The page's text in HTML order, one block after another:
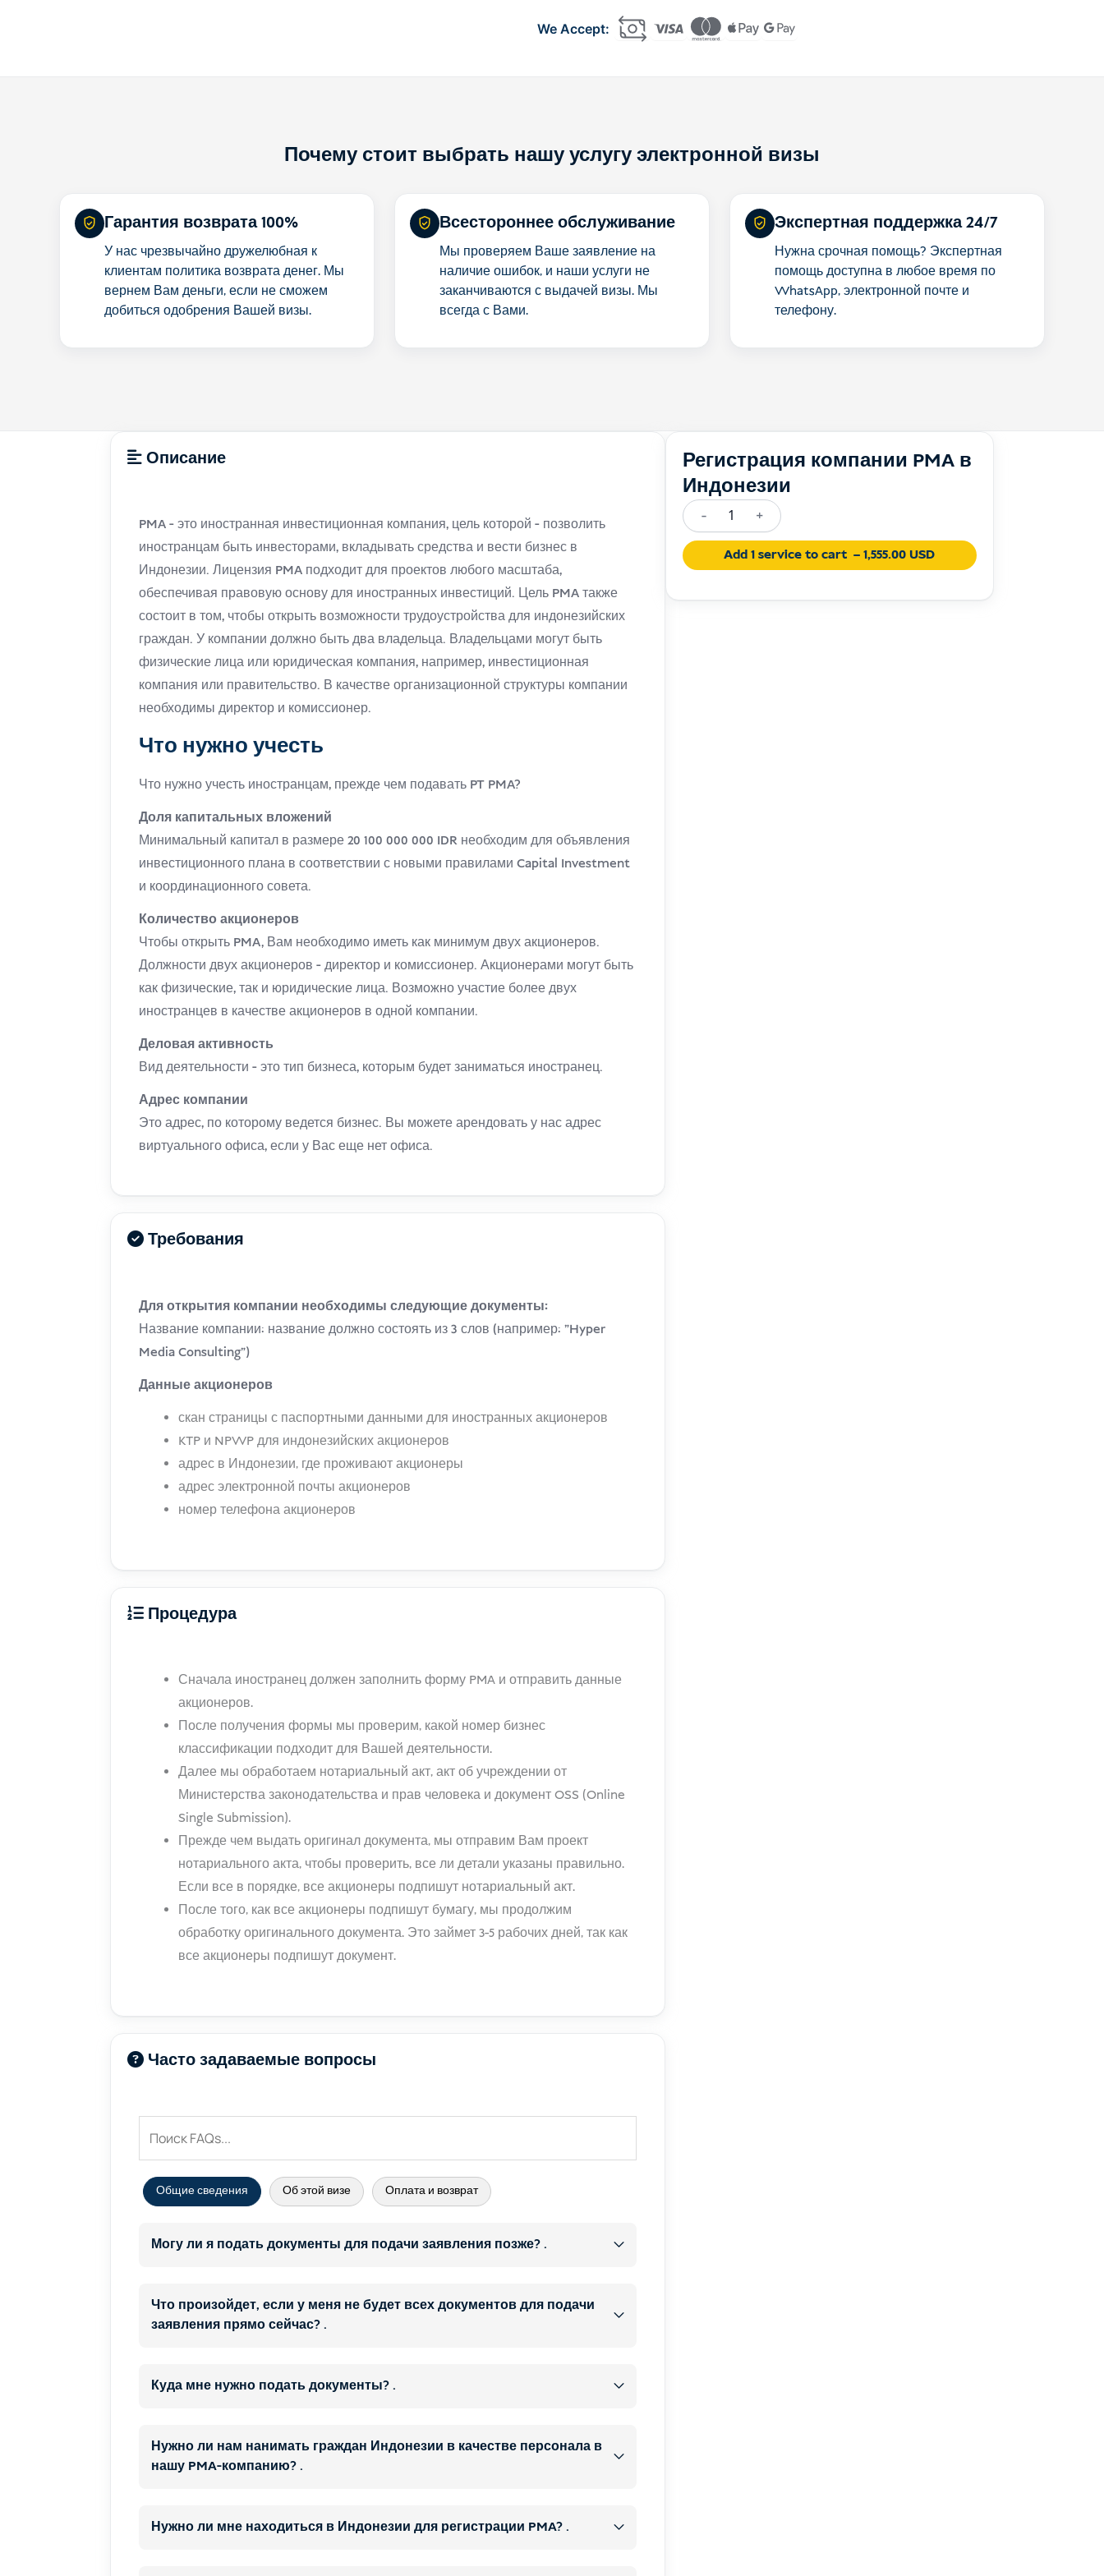
Почему стоит выбрать нашу услугу электронной визы
Гарантия возврата 100%
У нас чрезвычайно дружелюбная к
клиентам политика возврата денег. Мы
вернем Вам деньги, если не сможем
добиться одобрения Вашей визы.
Всестороннее обслуживание
Мы проверяем Ваше заявление на
наличие ошибок, и наши услуги не
заканчиваются с выдачей визы. Мы
всегда с Вами.
Экспертная поддержка 24/7
Нужна срочная помощь? Экспертная
помощь доступна в любое время по
WhatsApp, электронной почте и
телефону.
Описание
PMA - это иностранная инвестиционная компания, цель которой - позволить
иностранцам быть инвесторами, вкладывать средства и вести бизнес в
Индонезии. Лицензия PMA подходит для проектов любого масштаба,
обеспечивая правовую основу для иностранных инвестиций. Цель PMA также
состоит в том, чтобы открыть возможности трудоустройства для индонезийских
граждан. У компании должно быть два владельца. Владельцами могут быть
физические лица или юридическая компания, например, инвестиционная
компания или правительство. В качестве организационной структуры компании
необходимы директор и комиссионер.
Что нужно учесть
Что нужно учесть иностранцам, прежде чем подавать PT PMA?
Доля капитальных вложений
Минимальный капитал в размере 20 100 000 000 IDR необходим для объявления
инвестиционного плана в соответствии с новыми правилами Capital Investment
и координационного совета.
Количество акционеров
Чтобы открыть PMA, Вам необходимо иметь как минимум двух акционеров.
Должности двух акционеров - директор и комиссионер. Акционерами могут быть
как физические, так и юридические лица. Возможно участие более двух
иностранцев в качестве акционеров в одной компании.
Деловая активность
Вид деятельности - это тип бизнеса, которым будет заниматься иностранец.
Адрес компании
Это адрес, по которому ведется бизнес. Вы можете арендовать у нас адрес
виртуального офиса, если у Вас еще нет офиса.
Требования
Для открытия компании необходимы следующие документы:
Название компании: название должно состоять из 3 слов (например: "Hyper
Media Consulting")
Данные акционеров
скан страницы с паспортными данными для иностранных акционеров
KTP и NPWP для индонезийских акционеров
адрес в Индонезии, где проживают акционеры
адрес электронной почты акционеров
номер телефона акционеров
Процедура
Сначала иностранец должен заполнить форму PMA и отправить данные
акционеров.
После получения формы мы проверим, какой номер бизнес
классификации подходит для Вашей деятельности.
Далее мы обработаем нотариальный акт, акт об учреждении от
Министерства законодательства и прав человека и документ OSS (Online
Single Submission).
Прежде чем выдать оригинал документа, мы отправим Вам проект
нотариального акта, чтобы проверить, все ли детали указаны правильно.
Если все в порядке, все акционеры подпишут нотариальный акт.
После того, как все акционеры подпишут бумагу, мы продолжим
обработку оригинального документа. Это займет 3-5 рабочих дней, так как
все акционеры подпишут документ.
Часто задаваемые вопросы
Общие сведения Об этой визе Оплата и возврат
Могу ли я подать документы для подачи заявления позже? .
позже WhatsApp
электронной почте
все необходимые документы
Что произойдет, если у меня не будет всех документов для подачи
заявления прямо сейчас? .
WhatsApp или электронная почта
визы
Все необходимые документы
Куда мне нужно подать документы? .
Нужно ли нам нанимать граждан Индонезии в качестве персонала в
нашу PMA-компанию? .
сотрудников
Нужно ли мне находиться в Индонезии для регистрации PMA? .
Регистрация компании PMA в
Индонезии
-
Количество
PMA
Company
+
Add 1 service to cart – 1,555.00 USD